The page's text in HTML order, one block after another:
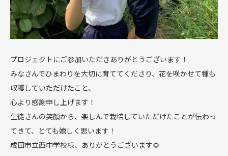
プロジェクトにご参加いただきありがとうございます！
みなさんでひまわりを大切に育ててくださり、花を咲かせて種も
収穫していただけたこと、
心より感謝申し上げます！
生徒さんの笑顔から、楽しんで栽培していただけたことが伝わっ
てきて、とても嬉しく思います！
成田市立西中学校様、 ありがとうございます🌻